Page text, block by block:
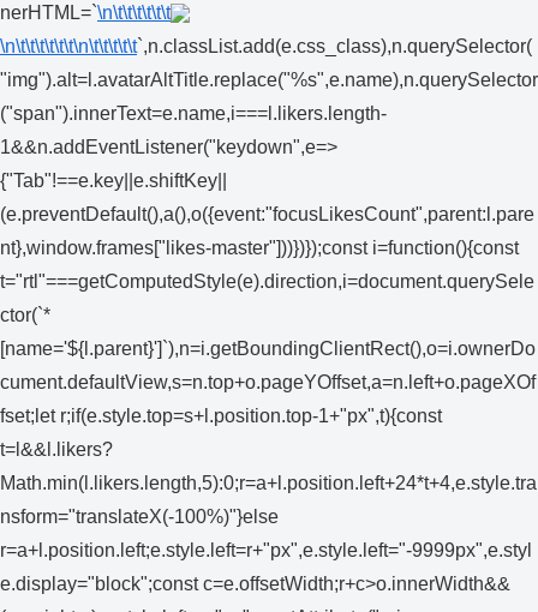
nerHTML=`\n\t\t\t\t\t\t
\n\t\t\t\t\t\t\n\t\t\t\t\t`,n.classList.add(e.css_class),n.querySelector(
"img").alt=l.avatarAltTitle.replace("%s",e.name),n.querySelector
("span").innerText=e.name,i===l.likers.length-
1&&n.addEventListener("keydown",e=>
{"Tab"!==e.key||e.shiftKey||
(e.preventDefault(),a(),o({event:"focusLikesCount",parent:l.pare
nt},window.frames["likes-master"]))})});const i=function(){const
t="rtl"===getComputedStyle(e).direction,i=document.querySele
ctor(`*
[name='${l.parent}']`),n=i.getBoundingClientRect(),o=i.ownerDo
cument.defaultView,s=n.top+o.pageYOffset,a=n.left+o.pageXOf
fset;let r;if(e.style.top=s+l.position.top-1+"px",t){const
t=l&&l.likers?
Math.min(l.likers.length,5):0;r=a+l.position.left+24*t+4,e.style.tra
nsform="translateX(-100%)"}else
r=a+l.position.left;e.style.left=r+"px",e.style.left="-9999px",e.styl
e.display="block";const c=e.offsetWidth;r+c>o.innerWidth&&